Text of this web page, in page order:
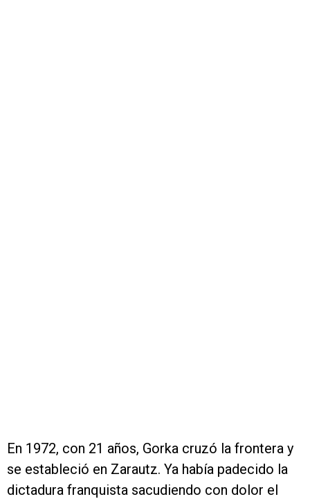
En 1972, con 21 años, Gorka cruzó la frontera y
se estableció en Zarautz. Ya había padecido la
dictadura franquista sacudiendo con dolor el